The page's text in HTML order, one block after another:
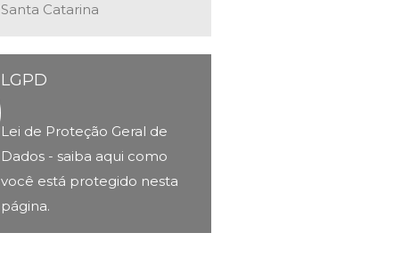
Santa Catarina
LGPD
Lei de Proteção Geral de
Dados - saiba aqui como
você está protegido nesta
página.